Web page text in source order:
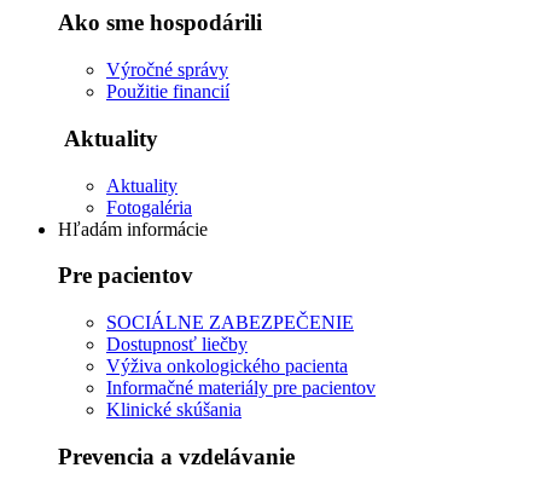
Ako sme hospodárili
Výročné správy
Použitie financií
Aktuality
Aktuality
Fotogaléria
Hľadám informácie
Pre pacientov
SOCIÁLNE ZABEZPEČENIE
Dostupnosť liečby
Výživa onkologického pacienta
Informačné materiály pre pacientov
Klinické skúšania
Prevencia a vzdelávanie